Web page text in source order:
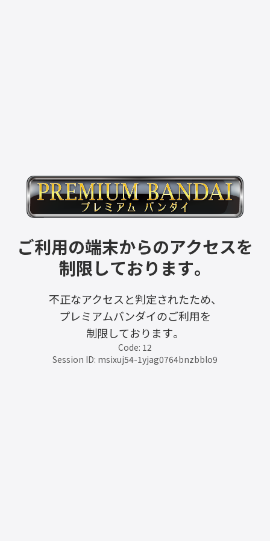
ご利用の端末からのアクセスを
制限しております。
不正なアクセスと判定されたため、
プレミアムバンダイのご利用を
制限しております。
Code: 12
Session ID: msixuj54-1yjag0764bnzbblo9